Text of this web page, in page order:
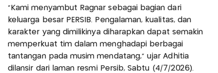
"Kami menyambut Ragnar sebagai bagian dari
keluarga besar PERSIB. Pengalaman, kualitas, dan
karakter yang dimilikinya diharapkan dapat semakin
memperkuat tim dalam menghadapi berbagai
tantangan pada musim mendatang," ujar Adhitia
dilansir dari laman resmi Persib, Sabtu (4/7/2026).